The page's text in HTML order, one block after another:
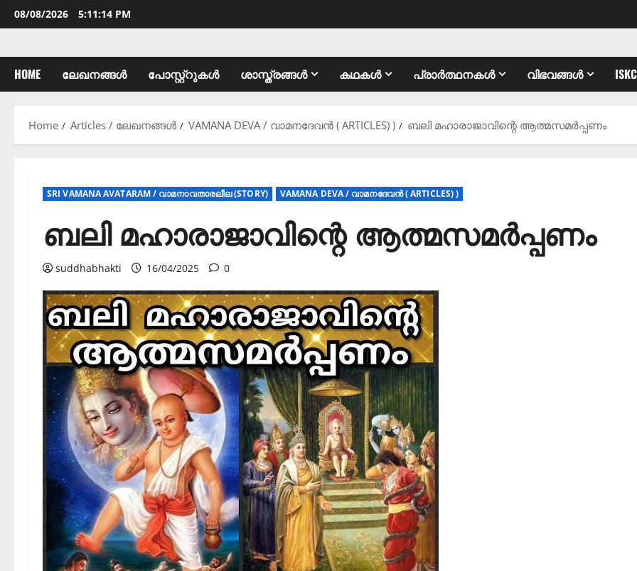
08/08/2026 5:11:16 PM
HOME ലേഖനങ്ങൾ പോസ്റ്റ്റുകൾ ശാസ്ത്രങ്ങൾ കഥകൾ പ്രാർത്ഥനകൾ വിഭവങ്ങൾ
Home Articles / ലേഖനങ്ങൾ VAMANA DEVA / വാമനദേവൻ ( ARTICLES) ) ബലി മഹാരാജാവിന്റെ ആത്മസമർപ്പണം
SRI VAMANA AVATARAM / വാമനാവതാരലീല (STORY) VAMANA DEVA / വാമനദേവൻ ( ARTICLES) )
ബലി മഹാരാജാവിന്റെ ആത്മസമർപ്പണം
suddhabhakti 16/04/2025 0